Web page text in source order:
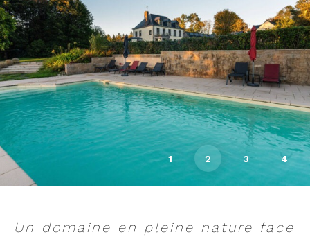
DES ÉQUIPEMENTS BIEN-ÊTRE
LA PISCINE
Un domaine en pleine nature face